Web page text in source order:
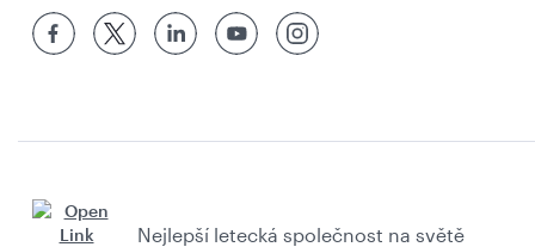
Nejlepší letecká společnost na světě